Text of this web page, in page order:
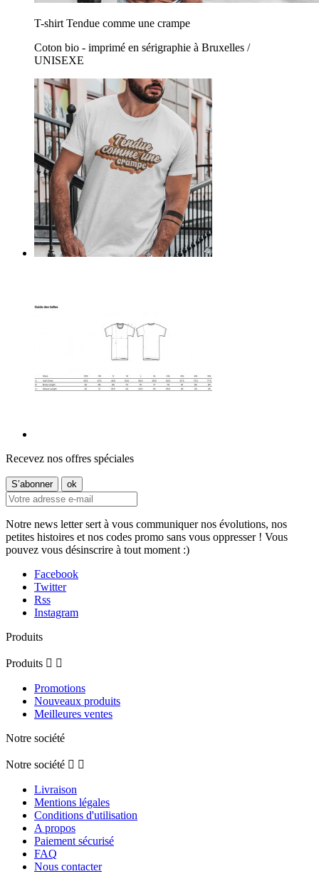
T-shirt Tendue comme une crampe
Coton bio - imprimé en sérigraphie à Bruxelles /
UNISEXE
Recevez nos offres spéciales
Notre news letter sert à vous communiquer nos évolutions, nos
petites histoires et nos codes promo sans vous oppresser ! Vous
pouvez vous désinscrire à tout moment :)
Facebook
Twitter
Rss
Instagram
Produits
Produits  
Promotions
Nouveaux produits
Meilleures ventes
Notre société
Notre société  
Livraison
Mentions légales
Conditions d'utilisation
A propos
Paiement sécurisé
FAQ
Nous contacter